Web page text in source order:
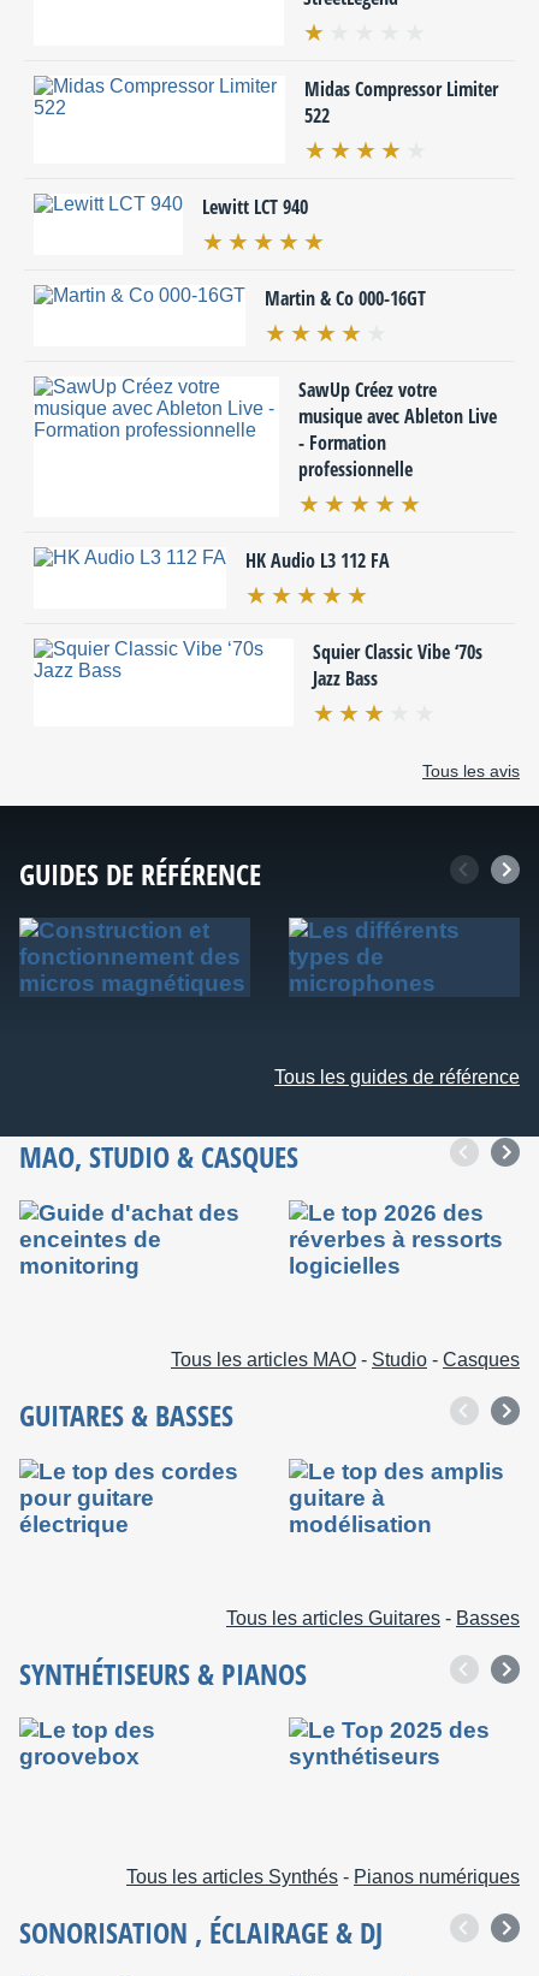
Midas Compressor Limiter
522
Lewitt LCT 940
Martin & Co 000-16GT
SawUp Créez votre
musique avec Ableton Live
- Formation
professionnelle
HK Audio L3 112 FA
Squier Classic Vibe ‘70s
Jazz Bass
Tous les avis
GUIDES DE RÉFÉRENCE
Tous les guides de référence
MAO, STUDIO& CASQUES
Tous les articles MAO - Studio - Casques
GUITARES& BASSES
Tous les articles Guitares - Basses
SYNTHÉTISEURS& PIANOS
Tous les articles Synthés - Pianos numériques
SONORISATION , ÉCLAIRAGE& DJ